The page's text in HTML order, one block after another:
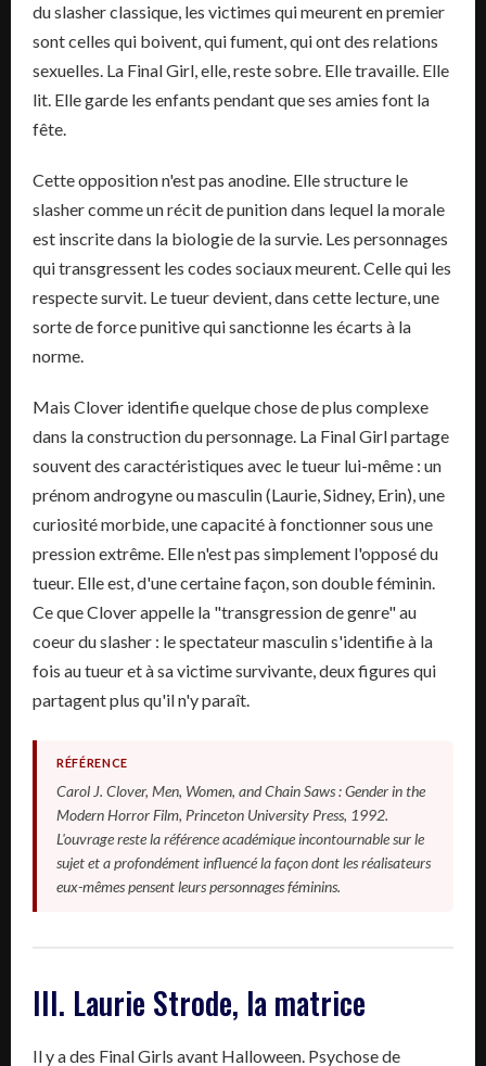
du slasher classique, les victimes qui meurent en premier
sont celles qui boivent, qui fument, qui ont des relations
sexuelles. La Final Girl, elle, reste sobre. Elle travaille. Elle
lit. Elle garde les enfants pendant que ses amies font la
fête.
Cette opposition n'est pas anodine. Elle structure le
slasher comme un récit de punition dans lequel la morale
est inscrite dans la biologie de la survie. Les personnages
qui transgressent les codes sociaux meurent. Celle qui les
respecte survit. Le tueur devient, dans cette lecture, une
sorte de force punitive qui sanctionne les écarts à la
norme.
Mais Clover identifie quelque chose de plus complexe
dans la construction du personnage. La Final Girl partage
souvent des caractéristiques avec le tueur lui-même : un
prénom androgyne ou masculin (Laurie, Sidney, Erin), une
curiosité morbide, une capacité à fonctionner sous une
pression extrême. Elle n'est pas simplement l'opposé du
tueur. Elle est, d'une certaine façon, son double féminin.
Ce que Clover appelle la "transgression de genre" au
coeur du slasher : le spectateur masculin s'identifie à la
fois au tueur et à sa victime survivante, deux figures qui
partagent plus qu'il n'y paraît.
RÉFÉRENCE
Carol J. Clover, Men, Women, and Chain Saws : Gender in the
Modern Horror Film, Princeton University Press, 1992.
L'ouvrage reste la référence académique incontournable sur le
sujet et a profondément influencé la façon dont les réalisateurs
eux-mêmes pensent leurs personnages féminins.
III. Laurie Strode, la matrice
Il y a des Final Girls avant Halloween. Psychose de